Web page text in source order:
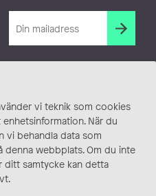
vi teknik som cookies
När du
vi behandla data som
denna webbplats. Om du inte
ditt samtycke kan detta